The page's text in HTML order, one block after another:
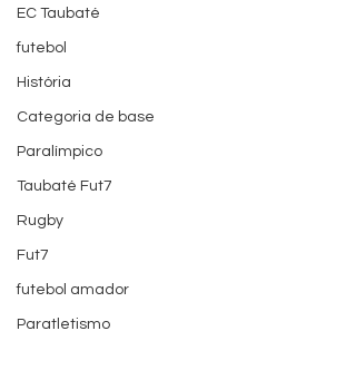
EC Taubaté
futebol
História
Categoria de base
Paralímpico
Taubaté Fut7
Rugby
Fut7
futebol amador
Paratletismo